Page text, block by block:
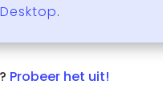
.
Probeer het uit!